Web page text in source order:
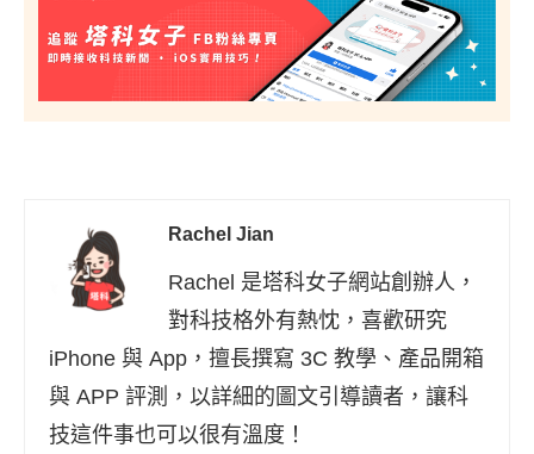
Rachel Jian
Rachel 是塔科女子網站創辦人，
對科技格外有熱忱，喜歡研究
iPhone 與 App，擅長撰寫 3C 教學、產品開箱
與 APP 評測，以詳細的圖文引導讀者，讓科
技這件事也可以很有溫度！